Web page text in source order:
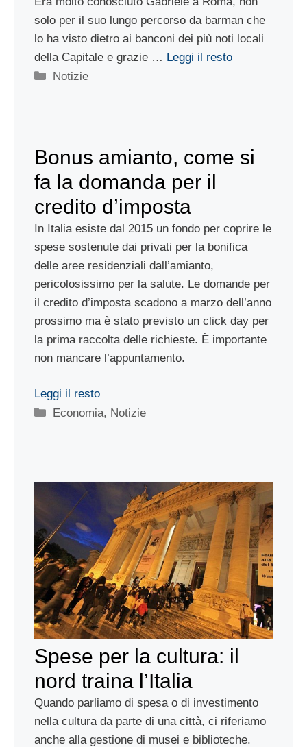
solo per il suo lungo percorso da barman che
lo ha visto dietro ai banconi dei più noti locali
della Capitale e grazie … Leggi il resto
Categorie
Notizie
Bonus amianto, come si
fa la domanda per il
credito d’imposta
In Italia esiste dal 2015 un fondo per coprire le
spese sostenute dai privati per la bonifica
delle aree residenziali dall’amianto,
pericolosissimo per la salute. Le domande per
il credito d’imposta scadono a marzo dell’anno
prossimo ma è stato previsto un click day per
la prima raccolta delle richieste. È importante
non mancare l’appuntamento.
Leggi il resto
Categorie
Economia, Notizie
Spese per la cultura: il
nord traina l’Italia
Quando parliamo di spesa o di investimento
nella cultura da parte di una città, ci riferiamo
anche alla gestione di musei e biblioteche.